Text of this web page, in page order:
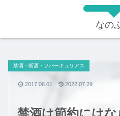
なの
禁酒は節約には
禁酒・断酒・ソバーキュリアス
2017.06.01 2022.07.29